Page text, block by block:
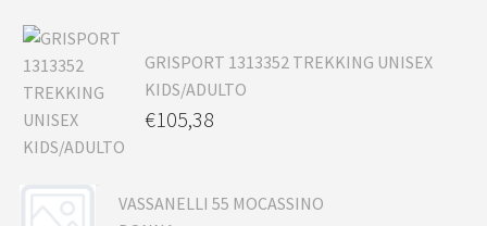
GRISPORT 1313352 TREKKING UNISEX
KIDS/ADULTO
€105,38
VASSANELLI 55 MOCASSINO